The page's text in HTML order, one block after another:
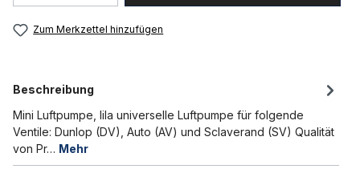
Zum Merkzettel hinzufügen
Beschreibung
Mini Luftpumpe, lila universelle Luftpumpe für folgende
Ventile: Dunlop (DV), Auto (AV) und Sclaverand (SV) Qualität
von Pr… Mehr